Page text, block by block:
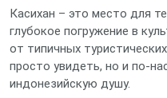
Касихан – это место для
глубокое погружение в
от типичных
просто увидеть, но и по-
индонезийскую душу.